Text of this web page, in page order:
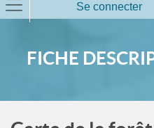
Se connecter
FICHE